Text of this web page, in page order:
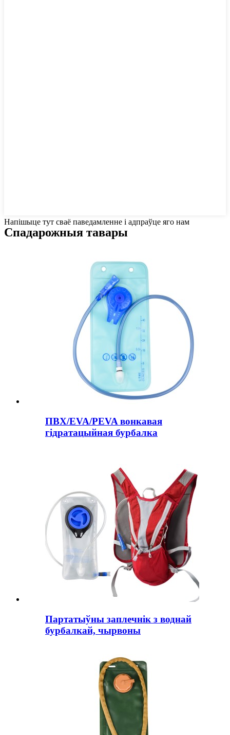
Напішыце тут сваё паведамленне і адпраўце яго нам
Спадарожныя тавары
ПВХ/EVA/PEVA вонкавая
гідратацыйная бурбалка
Партатыўны заплечнік з воднай
бурбалкай, чырвоны